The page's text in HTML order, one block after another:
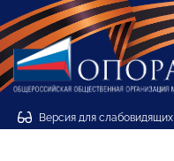
Версия для слабовидящих